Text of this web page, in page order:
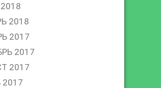
2018
2017
2017
2017